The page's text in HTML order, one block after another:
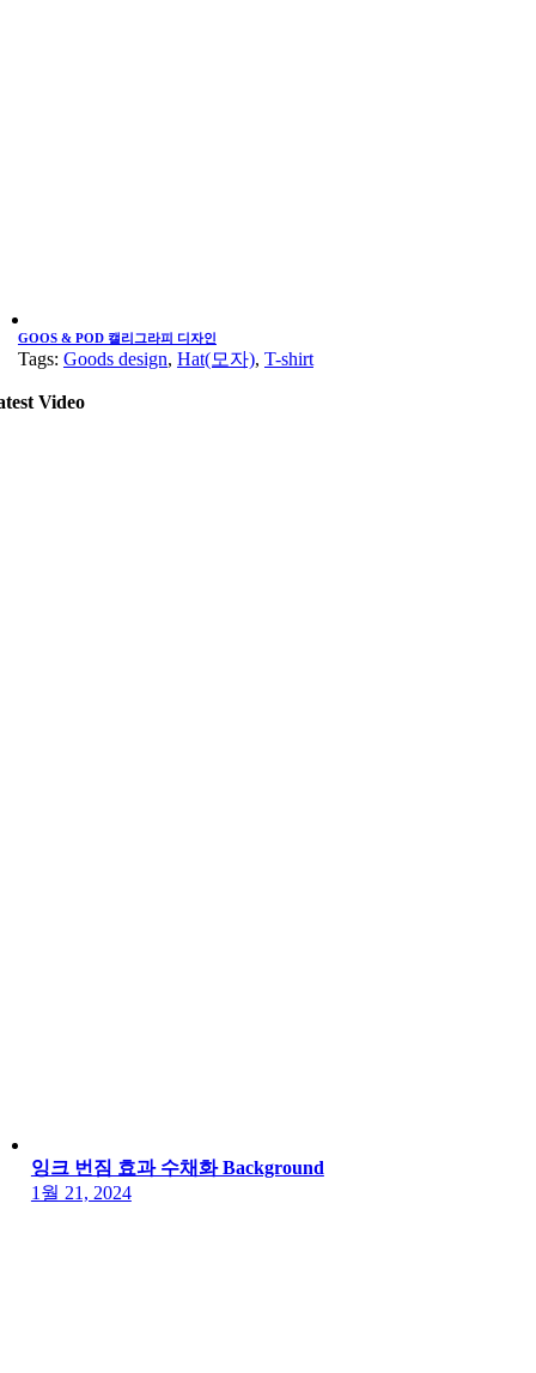
GOOS & POD 캘리그라피 디자인
Tags: Goods design, Hat(모자), T-shirt
Video
잉크 번짐 효과 수채화 Background
1월 21, 2024